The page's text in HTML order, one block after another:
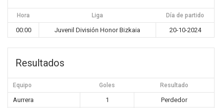
Hora Liga Día de partido
00:00 Juvenil División Honor Bizkaia 20-10-2024
Resultados
Equipo Goles Resultado
Aurrera 1
Perdedor